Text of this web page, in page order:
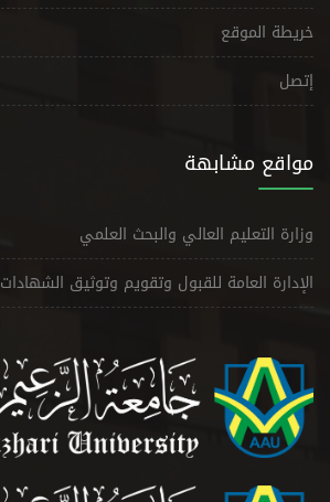
خريطة الموقع
إتصل
مواقع مشابهة
وزارة التعليم العالي والبحث العلمي
الإدارة العامة للقبول وتقويم وتوثيق الشهادات